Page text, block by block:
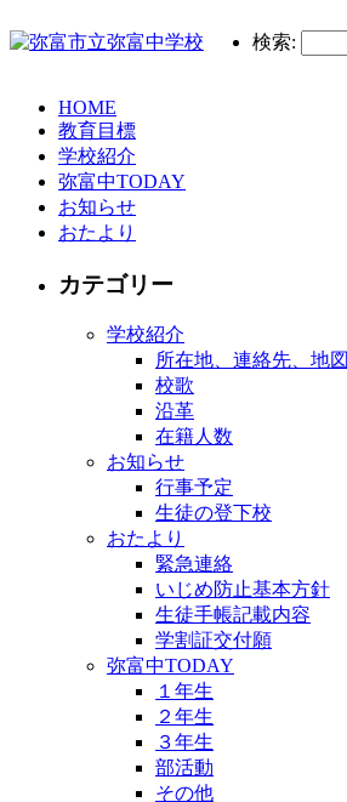
検索:
HOME
教育目標
学校紹介
弥富中TODAY
お知らせ
おたより
カテゴリー
学校紹介
所在地、連絡先、地図
校歌
沿革
在籍人数
お知らせ
行事予定
生徒の登下校
おたより
緊急連絡
いじめ防止基本方針
生徒手帳記載内容
学割証交付願
弥富中TODAY
１年生
２年生
３年生
部活動
その他